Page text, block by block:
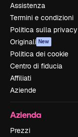
Assistenza
Termini e condizioni
Politica sulla privacy
Originali New
Politica dei cookie
Centro di fiducia
Affiliati
Aziende
Azienda
Prezzi